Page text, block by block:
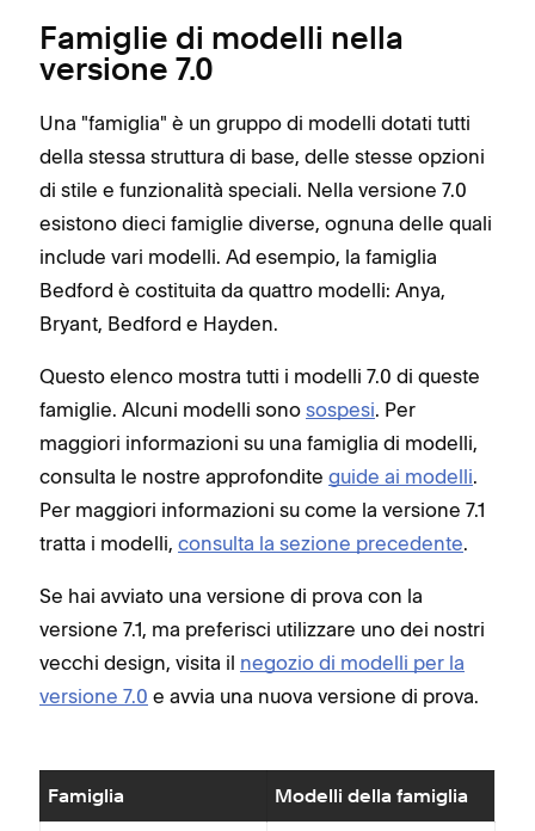
Famiglie di modelli nella
versione 7.0
Una "famiglia" è un gruppo di modelli dotati tutti
della stessa struttura di base, delle stesse opzioni
di stile e funzionalità speciali. Nella versione 7.0
esistono dieci famiglie diverse, ognuna delle quali
include vari modelli. Ad esempio, la famiglia
Bedford è costituita da quattro modelli: Anya,
Bryant, Bedford e Hayden.
Questo elenco mostra tutti i modelli 7.0 di queste
famiglie. Alcuni modelli sono sospesi. Per
maggiori informazioni su una famiglia di modelli,
consulta le nostre approfondite guide ai modelli.
Per maggiori informazioni su come la versione 7.1
tratta i modelli, consulta la sezione precedente.
Se hai avviato una versione di prova con la
versione 7.1, ma preferisci utilizzare uno dei nostri
vecchi design, visita il negozio di modelli per la
versione 7.0 e avvia una nuova versione di prova.
Famiglia Modelli della famiglia